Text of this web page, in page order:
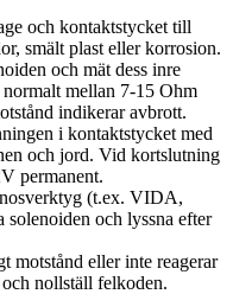
och kontaktstycket till
smält plast eller korrosion.
och mät dess inre
mellan 7-15 Ohm
indikerar avbrott.
i kontaktstycket med
och jord. Vid kortslutning
permanent.
(t.ex. VIDA,
och lyssna efter
motstånd eller inte reagerar
nollställ felkoden.